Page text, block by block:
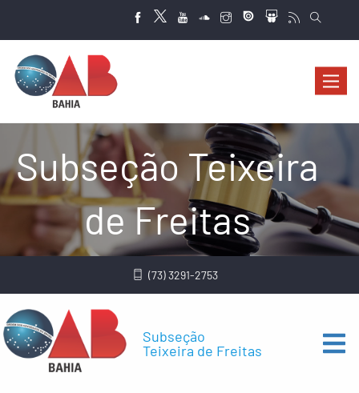
Abrir
Subseção Teixeira
de Freitas
(73) 3291-2753
Subseção
Teixeira de Freitas